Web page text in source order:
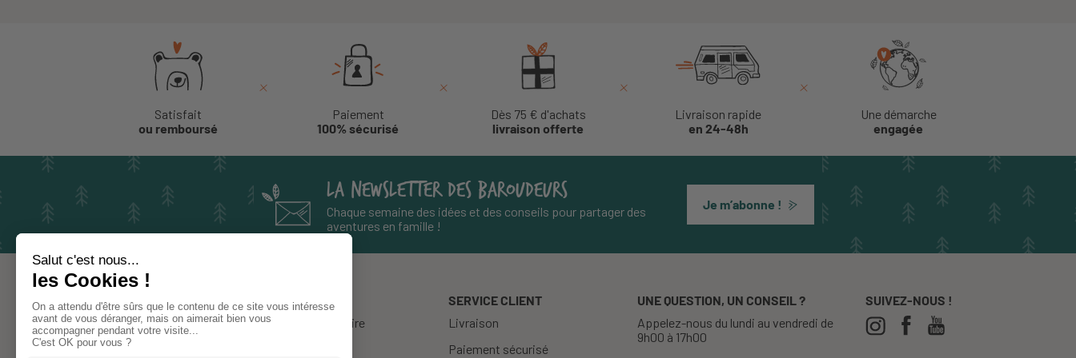
Satisfait
ou remboursé
Paiement
100% sécurisé
Dès 75 € d'achats
livraison offerte
Livraison rapide
en 24-48h
Une démarche
engagée
LA NEWSLETTER DES BAROUDEURS
Chaque semaine des idées et des conseils pour partager des
aventures en famille !
Je m’abonne !
À PROPOS
Notre histoire
SERVICE CLIENT
Livraison
Paiement sécurisé
UNE QUESTION, UN CONSEIL ?
Appelez-nous du lundi au vendredi de
9h00 à 17h00
SUIVEZ-NOUS !